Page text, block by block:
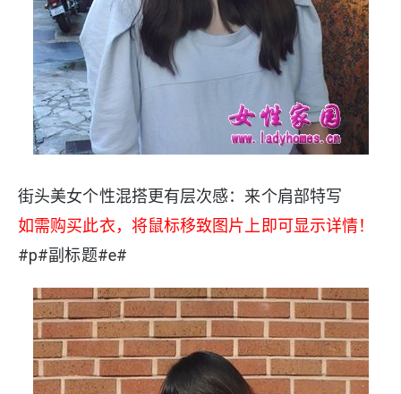
街头美女个性混搭更有层次感：来个肩部特写
如需购买此衣，将鼠标移致图片上即可显示详情！
#p#副标题#e#